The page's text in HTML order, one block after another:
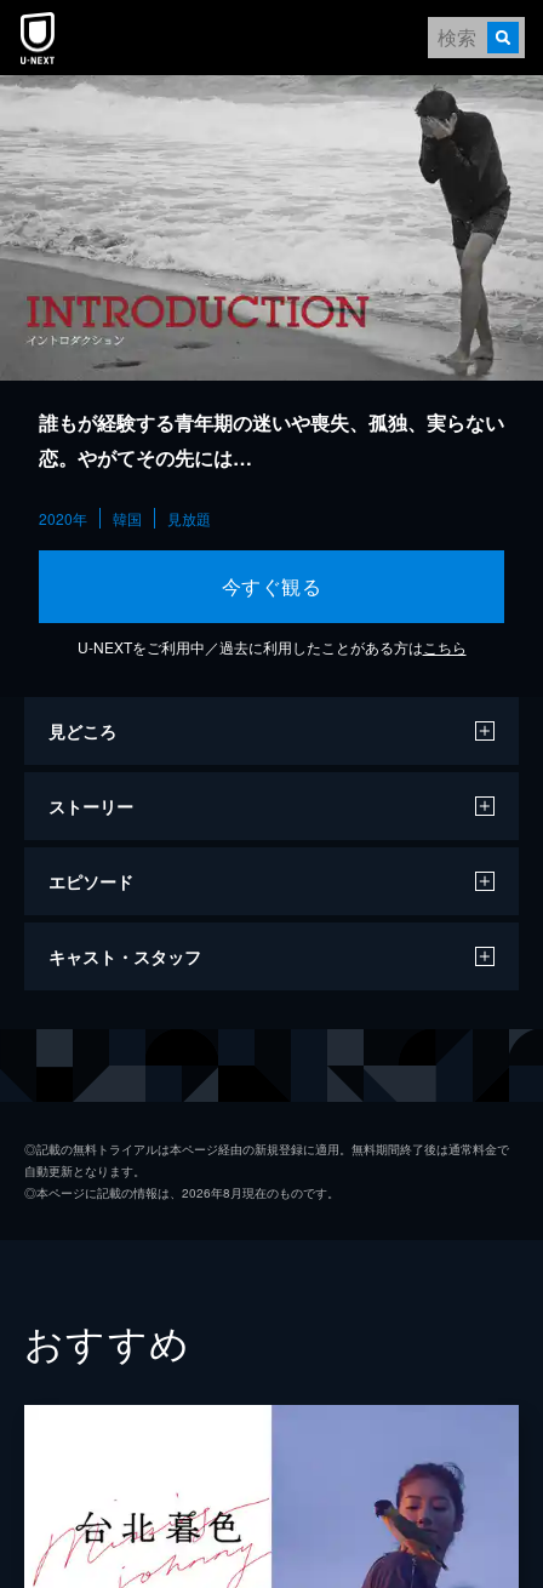
本文へスキップ
誰もが経験する青年期の迷いや喪失、孤独、実らない
恋。やがてその先には…
2020年 韓国 見放題
今すぐ観る
U-NEXTをご利用中／過去に利用したことがある方は こちら
見どころ
ストーリー
エピソード
イントロダクション
キャスト・スタッフ
ジュウォン パク・ミソ
ハ・ソングク
ホン・サンス
音楽 ホン・サンス
◎記載の無料トライアルは本ページ経由の新規登録に適用。無料期間終了後は通常料金で
自動更新となります。
◎本ページに記載の情報は、2026年8月現在のものです。
おすすめ